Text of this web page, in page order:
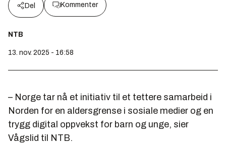
Del Kommenter
NTB
13. nov. 2025 - 16:58
– Norge tar nå et initiativ til et tettere samarbeid i
Norden for en aldersgrense i sosiale medier og en
trygg digital oppvekst for barn og unge, sier
Vågslid til NTB.